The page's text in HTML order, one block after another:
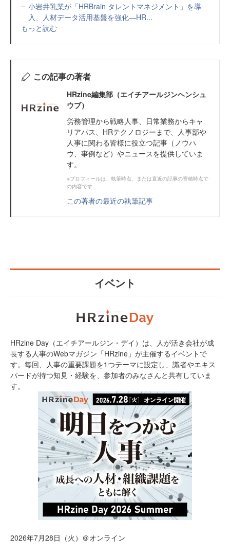
小岩井乳業が「HRBrain タレントマネジメント」を導
入、人材データ活用基盤を強化—HR...
もっと読む
この記事の著者
HRzine編集部（エイチアールジンヘンシュ
ウブ）
労務管理から戦略人事、日常業務からキャ
リアパス、HRテクノロジーまで、人事部や
人事に関わる皆様に役立つ記事（ノウハ
ウ、事例など）やニュースを提供していま
す。
※プロフィールは、執筆時点、または直近の記事の寄稿時点で
の内容です
この著者の最近の執筆記事
イベント
HRzine Day（エイチアールジン・デイ）は、人が活き会社が成
長する人事のWebマガジン「HRzine」が主催するイベントで
す。毎回、人事の重要課題を1つテーマに設定し、識者やエキス
パードが持つ知見・経験を、参加者のみなさんと共有していま
す。
2026年7月28日（火）＠オンライン